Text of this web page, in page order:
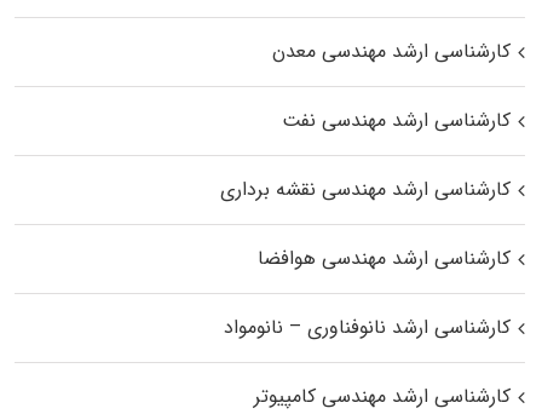
کارشناسی ارشد مهندسی معدن
کارشناسی ارشد مهندسی نفت
کارشناسی ارشد مهندسی نقشه برداری
کارشناسی ارشد مهندسی هوافضا
کارشناسی ارشد نانوفناوری – نانومواد
کارشناسی ارشد مهندسی کامپیوتر